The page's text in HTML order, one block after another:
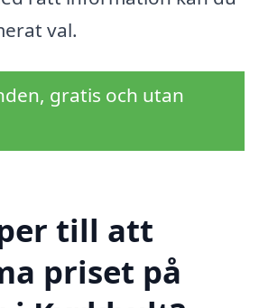
val.
gratis och utan
till att
priset på